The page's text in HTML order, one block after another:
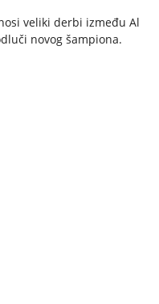
veliki derbi između Al
novog šampiona.